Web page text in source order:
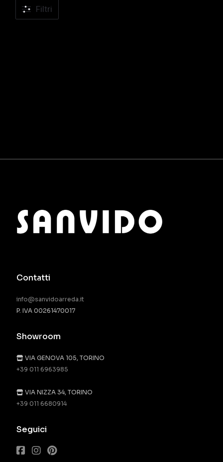
Filtri
Contatti
info@sanvidoarreda.it
P. IVA 00261470017
Showroom
VIA GENOVA 105, TORINO
+39 011 6963985
VIA NIZZA 34, TORINO
+39 011 6680914
Seguici